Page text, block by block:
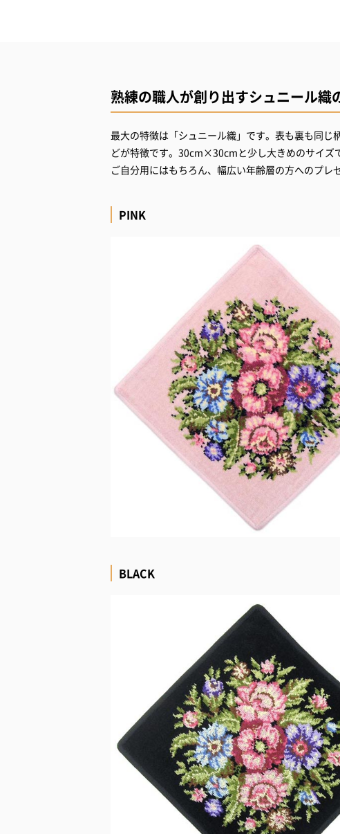
熟練の職人が創り出すシュニール織
最大の特徴は「シュニール織」です。表も裏も同
どが特徴です。30cm×30cmと少し大きめのサイズ
ご自分用にはもちろん、幅広い年齢層の方へのプレ
PINK
BLACK